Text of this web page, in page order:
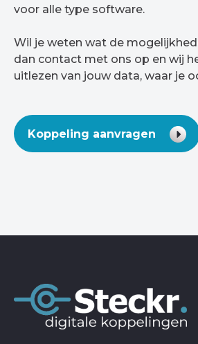
voor alle type software.
Wil je weten wat de
dan contact met ons op en wij
uitlezen van jouw data, waar je
Koppeling aanvragen